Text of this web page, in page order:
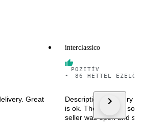
Great
interclassico
POZITÍV
•
86 HÉTTEL EZELŐTT
Description said Very good
is ok. The rest had some
seller was open and solve